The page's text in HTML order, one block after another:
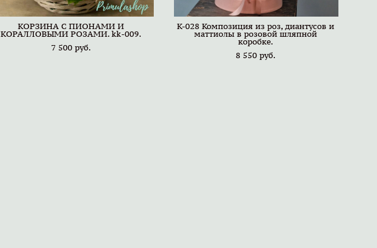
КОРЗИНА С ПИОНАМИ И
КОРАЛЛОВЫМИ РОЗАМИ. kk-009.
7 500 pуб.
K-028 Композиция из роз, диантусов и
маттиолы в розовой шляпной
коробке.
8 550 pуб.